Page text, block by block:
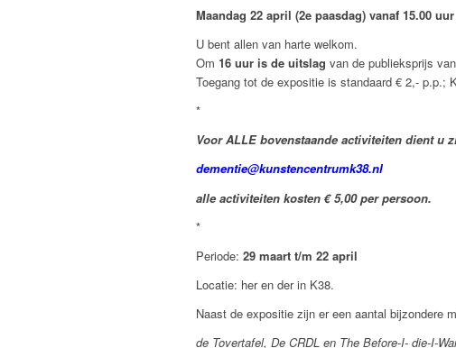
Maandag 22 april (2e paasdag) vanaf 15.00 uur
U bent allen van harte welkom.
Om 16 uur is de uitslag van de publieksprijs
Toegang tot de expositie is standaard € 2,- p.p.;
*
Voor ALLE bovenstaande activiteiten dient u
dementie@kunstencentrumk38.nl
alle activiteiten kosten € 5,00 per persoon.
*
Periode: 29 maart t/m 22 april
Locatie: her en der in K38.
Naast de expositie zijn er een aantal bijzondere
de Tovertafel, De CRDL en The Before-I- die-I-